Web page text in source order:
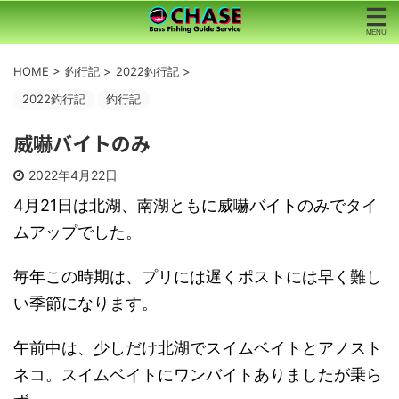
HOME > 釣行記 > 2022釣行記 >
2022釣行記
釣行記
威嚇バイトのみ
2022年4月22日
4月21日は北湖、南湖ともに威嚇バイトのみでタイ
ムアップでした。
毎年この時期は、プリには遅くポストには早く難し
い季節になります。
午前中は、少しだけ北湖でスイムベイトとアノスト
ネコ。スイムベイトにワンバイトありましたが乗ら